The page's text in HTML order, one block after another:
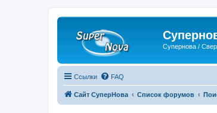
Супернова /
Ссылки FAQ
Сайт СуперНова Список форумов